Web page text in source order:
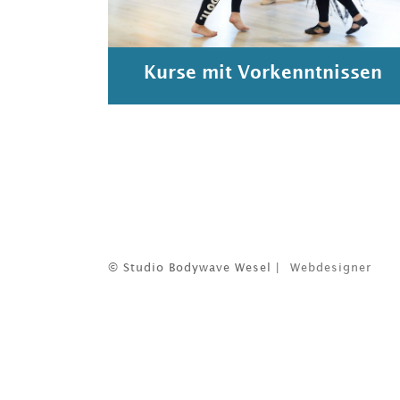
Kurse mit Vorkenntnissen
© Studio Bodywave Wesel | Webdesigner